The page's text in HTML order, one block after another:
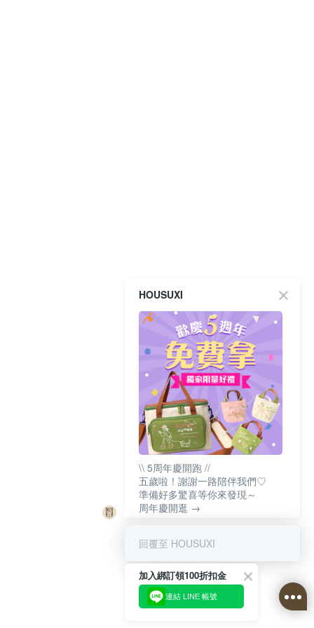
HOUSUXI
\\ 5周年慶開跑 //
五歲啦！謝謝一路陪伴我們♡
準備好多驚喜等你來發現～
周年慶開逛 →
回覆至 HOUSUXI
加入綁訂領100折扣金
連結 LINE 帳號